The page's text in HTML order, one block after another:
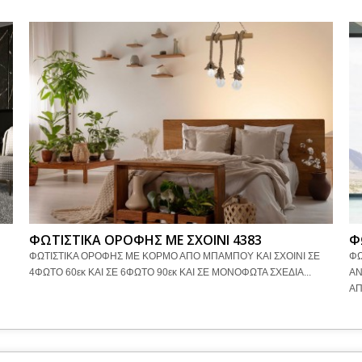
ΦΩΤΙΣΤΙΚΑ ΟΡΟΦΗΣ ΜΕ ΣΧΟΙΝΙ 4383
ΦΩΤΙΣΤΙΚΑ ΟΡΟΦΗΣ ΜΕ ΚΟΡΜΟ ΑΠΟ ΜΠΑΜΠΟΥ ΚΑΙ ΣΧΟΙΝΙ ΣΕ
4ΦΩΤΟ 60εκ ΚΑΙ ΣΕ 6ΦΩΤΟ 90εκ ΚΑΙ ΣΕ ΜΟΝΟΦΩΤΑ ΣΧΕΔΙΑ...